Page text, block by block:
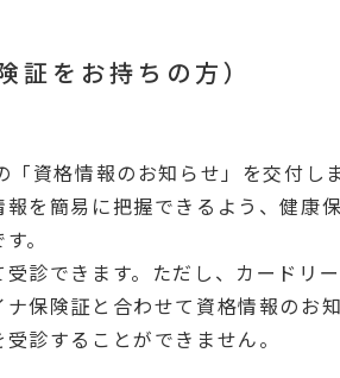
証をお持ちの方）
資格情報のお知らせ」を交付し
を簡易に把握できるよう、健康
。
診できます。ただし、カードリ
保険証と合わせて資格情報のお
診することができません。